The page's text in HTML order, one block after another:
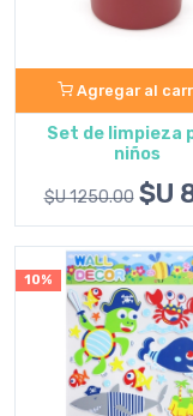
Agregar al
Set de limpieza
niños
$U 1250.00 $U
10%